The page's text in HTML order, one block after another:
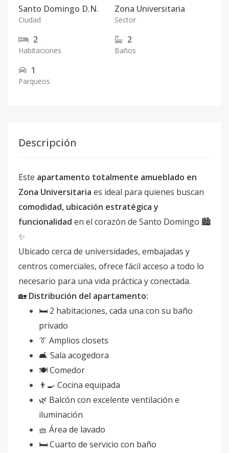
Santo Domingo D.N.
Ciudad
Zona Universitaria
Sector
2
Habitaciones
2
Baños
1
Parqueos
Descripción
Este apartamento totalmente amueblado en
Zona Universitaria es ideal para quienes buscan
comodidad, ubicación estratégica y
funcionalidad en el corazón de Santo Domingo 🏙️
✨
Ubicado cerca de universidades, embajadas y
centros comerciales, ofrece fácil acceso a todo lo
necesario para una vida práctica y conectada.
🏡 Distribución del apartamento:
🛏️ 2 habitaciones, cada una con su baño
privado
👔 Amplios closets
🛋️ Sala acogedora
🍽️ Comedor
👨‍🍳 Cocina equipada
🌿 Balcón con excelente ventilación e
iluminación
🧺 Área de lavado
🛏️ Cuarto de servicio con baño